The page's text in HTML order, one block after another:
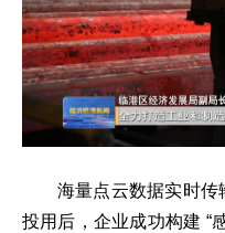
海量点云数据实时传
投用后，企业成功构建 “